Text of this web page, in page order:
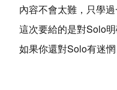
內容不會太難，只學
這次要給的是對Solo
如果你還對Solo有迷